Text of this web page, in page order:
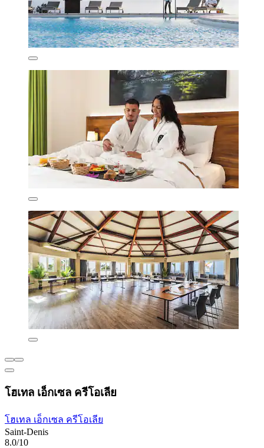
โฮเทล เอ็กเซล ครีโอเลีย
โฮเทล เอ็กเซล ครีโอเลีย
Saint-Denis
8.0/10